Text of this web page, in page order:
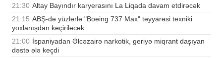
21:30 Altay Bayındır karyerasını La Liqada davam etdirəcək
21:15 ABŞ-də yüzlərlə "Boeing 737 Max" təyyarəsi texniki
yoxlanışdan keçiriləcək
21:00 İspaniyadan Əlcəzairə narkotik, geriyə miqrant daşıyan
dəstə ələ keçdi